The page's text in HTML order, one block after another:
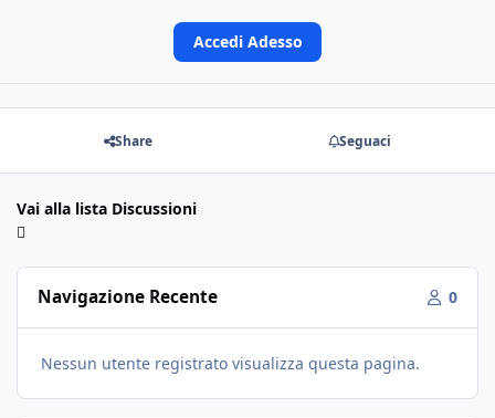
Accedi Adesso
Share Seguaci
Vai alla lista Discussioni
Navigazione Recente 0
Nessun utente registrato visualizza questa pagina.